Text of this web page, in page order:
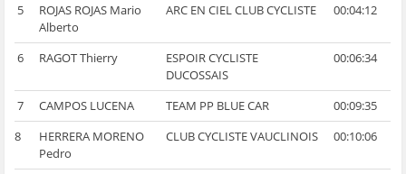
5
ROJAS ROJAS Mario
Alberto
ARC EN CIEL CLUB CYCLISTE 00:04:12
6 RAGOT Thierry
ESPOIR CYCLISTE
DUCOSSAIS
00:06:34
7 CAMPOS LUCENA TEAM PP BLUE CAR
00:09:35
8
HERRERA MORENO
Pedro
CLUB CYCLISTE VAUCLINOIS 00:10:06